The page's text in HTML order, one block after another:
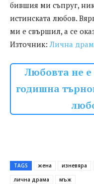
бившия ми съпруг,
истинската любов.
ми е свършил, а се
Източник: Лична
Любовта не е
годишна
TAGS жена изневяра
лична драма
мъж